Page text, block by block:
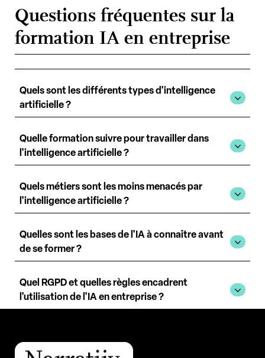
Questions fréquentes sur la
formation IA en entreprise
Quels sont les différents types d'intelligence
artificielle ?
Quelle formation suivre pour travailler dans
l'intelligence artificielle ?
Quels métiers sont les moins menacés par
l'intelligence artificielle ?
Quelles sont les bases de l'IA à connaître avant
de se former ?
Quel RGPD et quelles règles encadrent
l'utilisation de l'IA en entreprise ?